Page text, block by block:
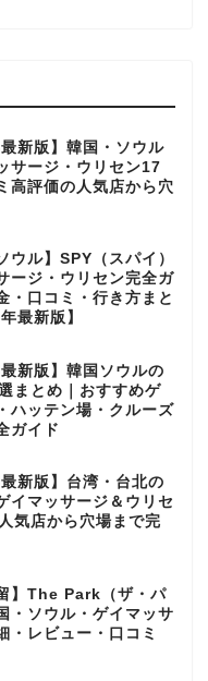
最新版】韓国・ソウル
サージ・ウリセン17
高評価の人気店から穴
ウル】SPY（スパイ）
ージ・ウリセン完全ガ
・口コミ・行き方まと
最新版】
最新版】韓国ソウルの
まとめ｜おすすめゲ
ハッテン場・クルーズ
ガイド
最新版】台湾・台北の
イマッサージ＆ウリセ
気店から穴場まで完
】The Park（ザ・パ
・ソウル・ゲイマッサ
・レビュー・口コミ